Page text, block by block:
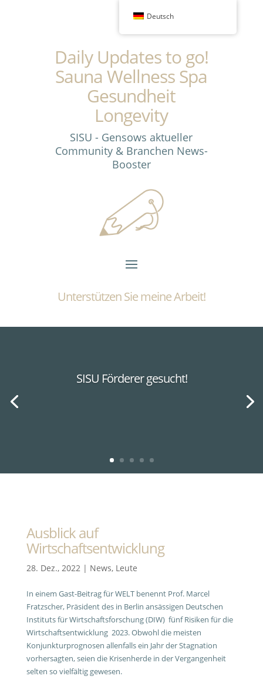
Daily Updates to go!
Sauna Wellness Spa
Gesundheit
Longevity
SISU - Gensows aktueller
Community & Branchen News-
Booster
Unterstützen Sie meine Arbeit!
SISU Förderer gesucht!
Ausblick auf
Wirtschaftsentwicklung
28. Dez., 2022| News, Leute
In einem Gast-Beitrag für WELT benennt Prof. Marcel
Fratzscher, Präsident des in Berlin ansässigen Deutschen
Instituts für Wirtschaftsforschung (DIW) fünf Risiken für die
Wirtschaftsentwicklung 2023. Obwohl die meisten
Konjunkturprognosen allenfalls ein Jahr der Stagnation
vorhersagten, seien die Krisenherde in der Vergangenheit
selten so vielfältig gewesen.
Deutsch